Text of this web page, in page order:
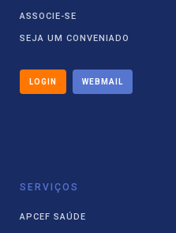
ASSOCIE-SE
SEJA UM CONVENIADO
LOGIN WEBMAIL
SERVIÇOS
APCEF SAÚDE